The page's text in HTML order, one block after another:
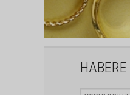
HABERE